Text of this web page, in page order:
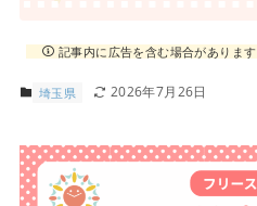
記事内に広告を含む場合があります
埼玉県 2026年7月26日